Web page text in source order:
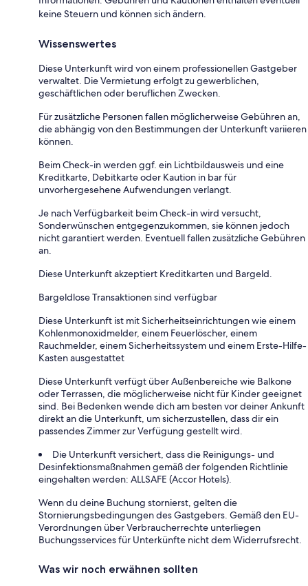
keine Steuern und können sich ändern.
Wissenswertes
Diese Unterkunft wird von einem professionellen Gastgeber
verwaltet. Die Vermietung erfolgt zu gewerblichen,
geschäftlichen oder beruflichen Zwecken.
Für zusätzliche Personen fallen möglicherweise Gebühren an,
die abhängig von den Bestimmungen der Unterkunft variieren
können.
Beim Check-in werden ggf. ein Lichtbildausweis und eine
Kreditkarte, Debitkarte oder Kaution in bar für
unvorhergesehene Aufwendungen verlangt.
Je nach Verfügbarkeit beim Check-in wird versucht,
Sonderwünschen entgegenzukommen, sie können jedoch
nicht garantiert werden. Eventuell fallen zusätzliche Gebühren
an.
Diese Unterkunft akzeptiert Kreditkarten und Bargeld.
Bargeldlose Transaktionen sind verfügbar
Diese Unterkunft ist mit Sicherheitseinrichtungen wie einem
Kohlenmonoxidmelder, einem Feuerlöscher, einem
Rauchmelder, einem Sicherheitssystem und einem Erste-Hilfe-
Kasten ausgestattet
Diese Unterkunft verfügt über Außenbereiche wie Balkone
oder Terrassen, die möglicherweise nicht für Kinder geeignet
sind. Bei Bedenken wende dich am besten vor deiner Ankunft
direkt an die Unterkunft, um sicherzustellen, dass dir ein
passendes Zimmer zur Verfügung gestellt wird.
Die Unterkunft versichert, dass die Reinigungs- und
Desinfektionsmaßnahmen gemäß der folgenden Richtlinie
eingehalten werden: ALLSAFE (Accor Hotels).
Wenn du deine Buchung stornierst, gelten die
Stornierungsbedingungen des Gastgebers. Gemäß den EU-
Verordnungen über Verbraucherrechte unterliegen
Buchungsservices für Unterkünfte nicht dem Widerrufsrecht.
Was wir noch erwähnen sollten